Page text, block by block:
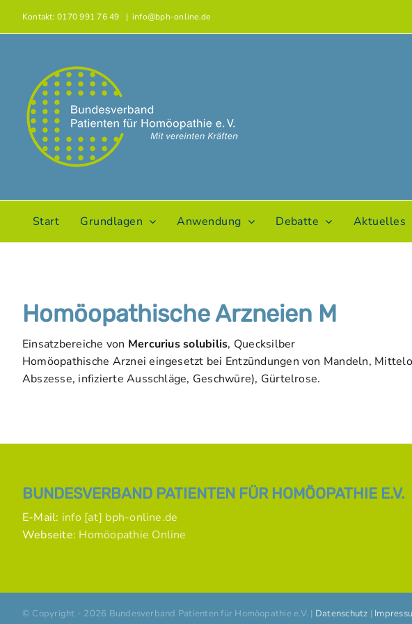
Kontakt: 0170 991 76 49 | info@bph-online.de
Start Grundlagen Anwendung Debatte Aktuelles
Homöopathische Arzneien M
Einsatzbereiche von Mercurius solubilis, Quecksilber
Homöopathische Arznei eingesetzt bei Entzündungen von Mandeln,
Abszesse, infizierte Ausschläge, Geschwüre), Gürtelrose.
BUNDESVERBAND PATIENTEN FÜR HOMÖOPATHIE E.V.
E-Mail: info [at] bph-online.de
Webseite: Homöopathie Online
© Copyright - 2026 Bundesverband Patienten für Homöopathie e.V. | Datenschutz |